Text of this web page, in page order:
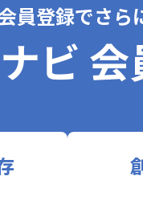
員登録でさら
ビ